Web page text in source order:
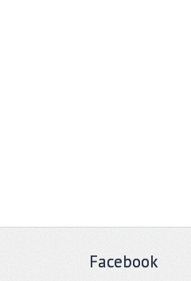
Facebook